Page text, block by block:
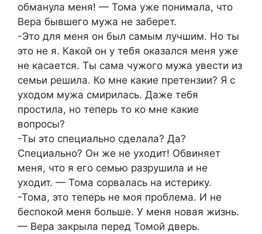
обманула меня! — Тома уже понимала, что
Вера бывшего мужа не заберет.
-Это для меня он был самым лучшим. Но ты
это не я. Какой он у тебя оказался меня уже
не касается. Ты сама чужого мужа увести из
семьи решила. Ко мне какие претензии? Я с
уходом мужа смирилась. Даже тебя
простила, но теперь то ко мне какие
вопросы?
-Ты это специально сделала? Да?
Специально? Он же не уходит! Обвиняет
меня, что я его семью разрушила и не
уходит. — Тома сорвалась на истерику.
-Тома, это теперь не моя проблема. И не
беспокой меня больше. У меня новая жизнь.
— Вера зaкрыла перед Томой дверь.